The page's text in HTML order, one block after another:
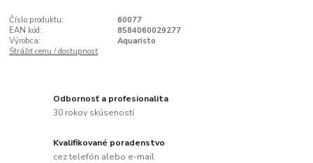
Číslo produktu:
60077
EAN kód:
8584060029277
Výrobca:
Aquaristo
Strážiť cenu / dostupnosť
Odbornosť a profesionalita
30 rokov skúseností
Kvalifikované poradenstvo
cez telefón alebo e-mail